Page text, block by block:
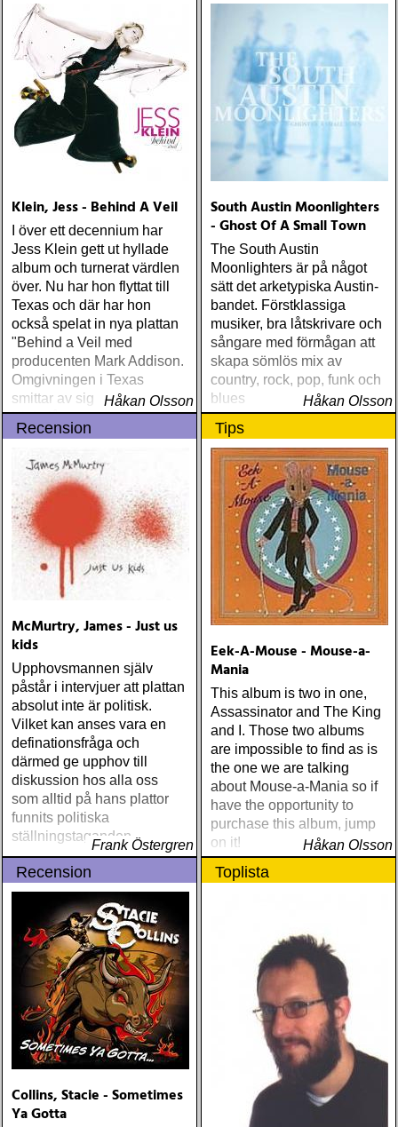
Klein, Jess - Behind A Veil
I över ett decennium har
Jess Klein gett ut hyllade
album och turnerat värdlen
över. Nu har hon flyttat till
Texas och där har hon
också spelat in nya plattan
"Behind a Veil med
producenten Mark Addison.
Omgivningen i Texas
smittar av sig och Jess
Klein låter mer rootsy än
någonsin
Håkan Olsson
South Austin Moonlighters
- Ghost Of A Small Town
The South Austin
Moonlighters är på något
sätt det arketypiska Austin-
bandet. Förstklassiga
musiker, bra låtskrivare och
sångare med förmågan att
skapa sömlös mix av
country, rock, pop, funk och
blues
Håkan Olsson
Recension
McMurtry, James - Just us
kids
Upphovsmannen själv
påstår i intervjuer att plattan
absolut inte är politisk.
Vilket kan anses vara en
definationsfråga och
därmed ge upphov till
diskussion hos alla oss
som alltid på hans plattor
funnits politiska
ställningstaganden
Frank Östergren
Tips
Eek-A-Mouse - Mouse-a-
Mania
This album is two in one,
Assassinator and The King
and I. Those two albums
are impossible to find as is
the one we are talking
about Mouse-a-Mania so if
have the opportunity to
purchase this album, jump
on it!
Håkan Olsson
Recension
Collins, Stacie - Sometimes
Ya Gotta
Toplista